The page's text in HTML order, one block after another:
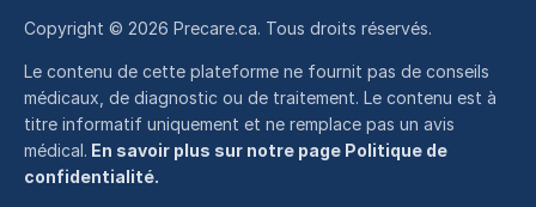
Copyright © 2026 Precare.ca. Tous droits réservés.
Le contenu de cette plateforme ne fournit pas de conseils
médicaux, de diagnostic ou de traitement. Le contenu est à
titre informatif uniquement et ne remplace pas un avis
médical. En savoir plus sur notre page Politique de
confidentialité.